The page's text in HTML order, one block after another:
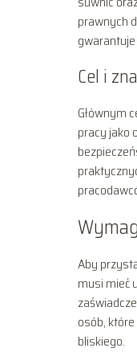
prawnych
Cel i
Głównym
pracy jako
Aby
musi mieć
osób,
bliskiego.